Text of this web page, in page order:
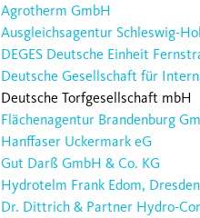
Agrotherm GmbH
Ausgleichsagentur Schleswig-
DEGES Deutsche Einheit
Deutsche Gesellschaft für
Deutsche Torfgesellschaft mbH
Flächenagentur Brandenburg
Hanffaser Uckermark eG
Gut Darß GmbH & Co. KG
Hydrotelm Frank Edom, Dresden
Dr. Dittrich & Partner Hydro-